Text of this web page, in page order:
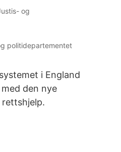
og
politidepartementet
i England
den nye